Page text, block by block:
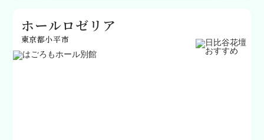
ホールロゼリア
東京都小平市